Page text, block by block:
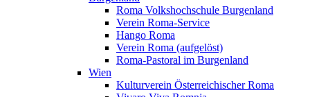
Roma Volkshochschule Burgenland
Verein Roma-Service
Hango Roma
Verein Roma (aufgelöst)
Roma-Pastoral im Burgenland
Wien
Kulturverein Österreichischer Roma